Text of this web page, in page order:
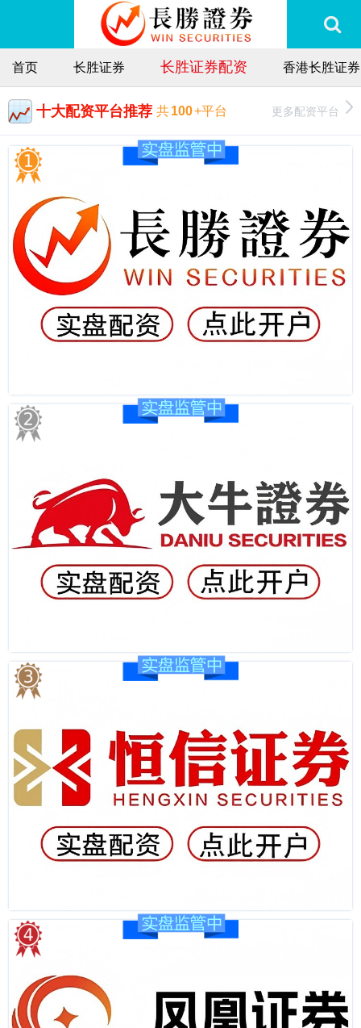
首页 长胜证券 长胜证券配资 香港长胜证券
十大配资平台推荐 共100+平台 更多配资平台